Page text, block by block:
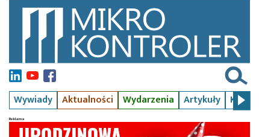
Wywiady Aktualności Wydarzenia Artykuły Kursy